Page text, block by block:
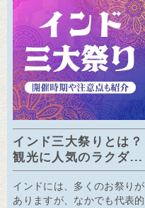
インド三大祭りとは？
観光に人気のラクダ...
インドには、多くのお祭りが
ありますが、なかでも代表的